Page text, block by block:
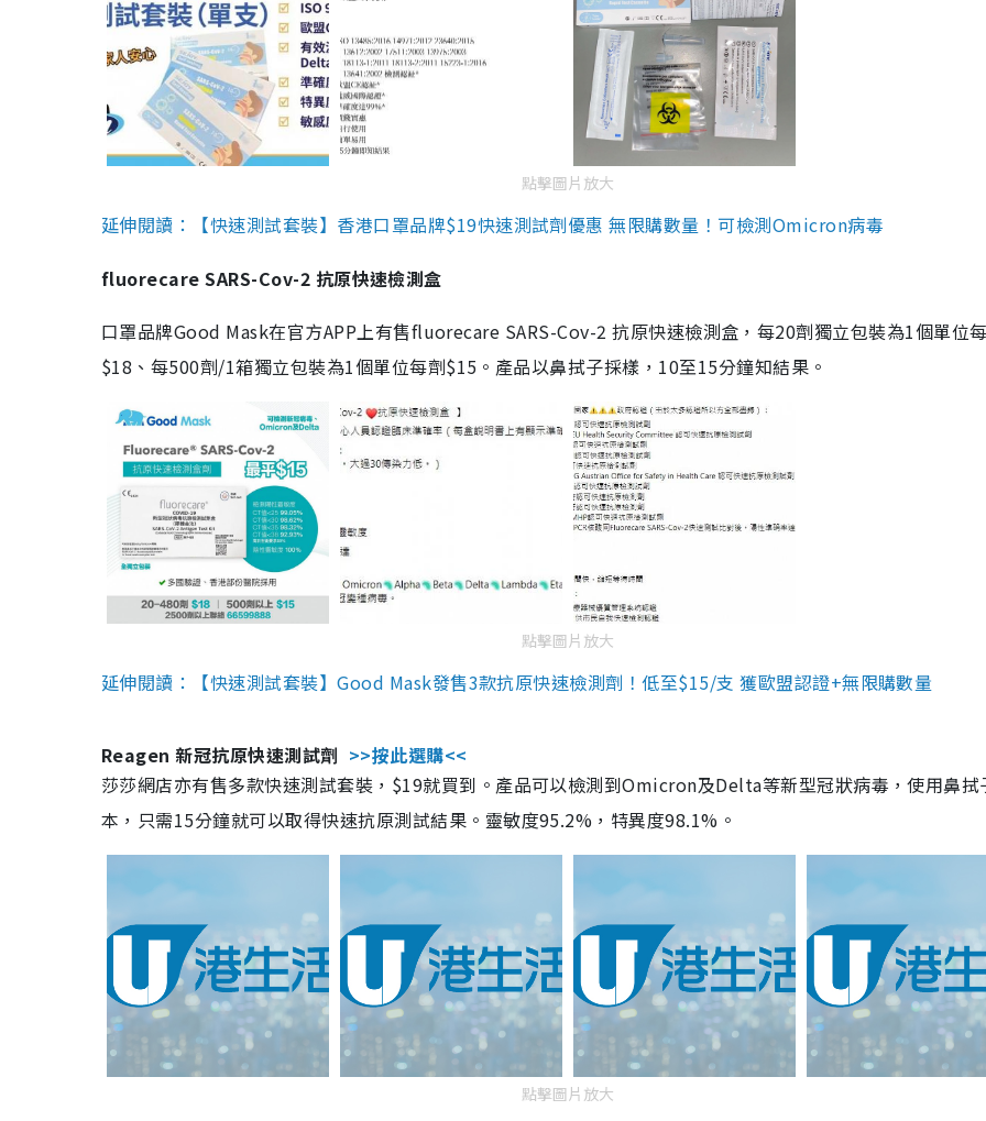
點擊圖片放大
延伸閱讀：【快速測試套裝】香港口罩品牌$19快速測試劑優惠 無限購數量！可檢測Omicron病毒
fluorecare SARS-Cov-2 抗原快速檢測盒
口罩品牌Good Mask在官方APP上有售fluorecare SARS-Cov-2 抗原快速檢測盒，每20劑獨立包裝為1個單位
$18、每500劑/1箱獨立包裝為1個單位每劑$15。產品以鼻拭子採樣，10至15分鐘知結果。
點擊圖片放大
延伸閱讀：【快速測試套裝】Good Mask發售3款抗原快速檢測劑！低至$15/支 獲歐盟認證+無限購數量
Reagen 新冠抗原快速測試劑 >>按此選購<<
莎莎網店亦有售多款快速測試套裝，$19就買到。產品可以檢測到Omicron及Delta等新型冠狀病毒，使用鼻拭
本，只需15分鐘就可以取得快速抗原測試結果。靈敏度95.2%，特異度98.1%。
點擊圖片放大